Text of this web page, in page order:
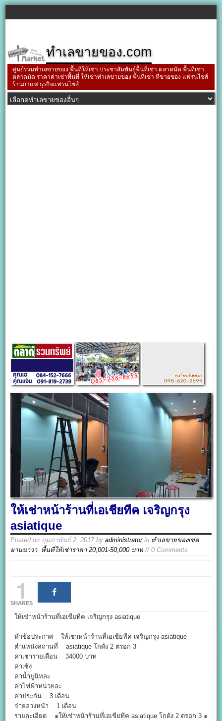
ทำเลขายของ.com
ศูนย์รวมทำเลขายของ พื้นที่ให้เช่า ประชาสัมพันธ์พื้นที่เช่า ตลาดนัด พื้นที่เช่า
ตลาดนัด ราคาค่าเช่าพื้นที่ ให้เช่าทำเลขายของ พื้นที่เช่า ที่ขายของ แฟรนไชส์
ร้านกาแฟ ธุรกิจแฟรนไชส์
ให้เช่าหน้าร้านที่เอเชียทีค เจริญกรุง
asiatique
Posted on กุมภาพันธ์ 2, 2017byadministratorin ทำเลขายของเขต
ยานนาวา, พื้นที่ให้เช่าราคา 20,001-50,000 บาท// 0 Comments
1
SHARES
ให้เช่าหน้าร้านที่เอเชียทีค เจริญกรุง asiatique
หัวข้อประกาศ ให้เช่าหน้าร้านที่เอเชียทีค เจริญกรุง asiatique
ตำแหน่งสถานที่ asiatique โกดัง 2 ตรอก 3
ค่าเช่ารายเดือน 34000 บาท
ค่าเซ้ง
ค่าน้ำยูนิทละ
ค่าไฟฟ้าหน่วยละ
ค่าประกัน 3 เดือน
จ่ายล่วงหน้า 1 เดือน
รายละเอียด ๑ให้เช่าหน้าร้านที่เอเชียทีค asiatique โกดัง 2 ตรอก 3 ๑